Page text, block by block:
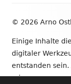
© 2026 Arno
Einige Inhalte
digitaler
entstanden
mir.